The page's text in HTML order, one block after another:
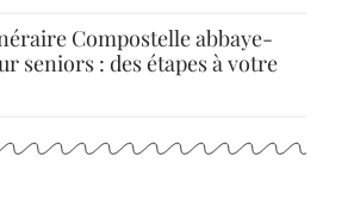
Compostelle abbaye-
seniors : des étapes à votre